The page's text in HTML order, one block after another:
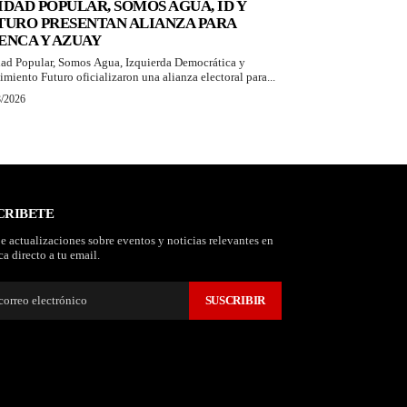
POPULAR, SOMOS AGUA, ID Y
PRESENTAN ALIANZA PARA
Y AZUAY
Popular, Somos Agua, Izquierda Democrática y
Futuro oficializaron una alianza electoral para...
2026
actualizaciones sobre eventos y noticias relevantes en
directo a tu email.
SUSCRIBIR